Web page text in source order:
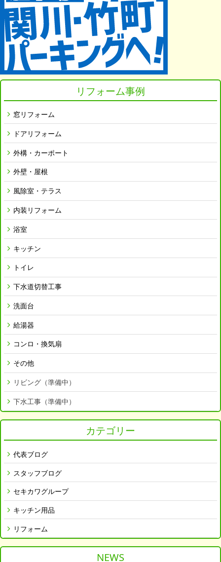
リフォーム事例
窓リフォーム
ドアリフォーム
外構・カーポート
外壁・屋根
風除室・テラス
内装リフォーム
浴室
キッチン
トイレ
下水道切替工事
洗面台
給湯器
コンロ・換気扇
その他
リビング（準備中）
下水工事（準備中）
カテゴリー
代表ブログ
スタッフブログ
セキカワグループ
キッチン用品
リフォーム
NEWS